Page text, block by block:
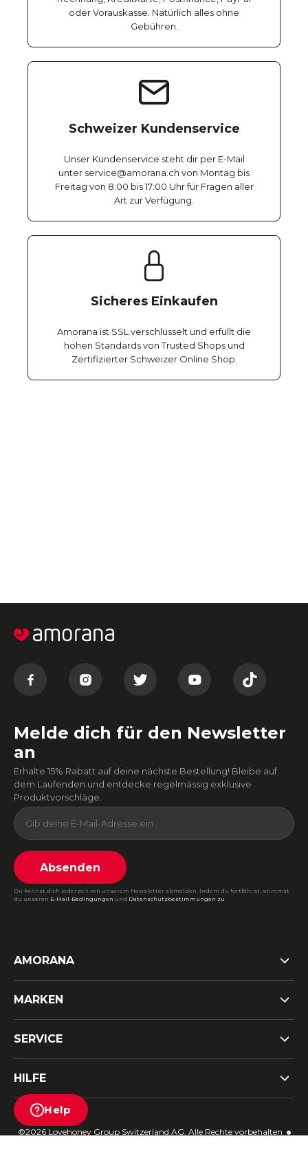
Help
oder Vorauskasse. Natürlich alles ohne
Gebühren.
Schweizer Kundenservice
Unser Kundenservice steht dir per E-Mail
unter service@amorana.ch von Montag bis
Freitag von 8:00 bis 17:00 Uhr für Fragen aller
Art zur Verfügung.
Sicheres Einkaufen
Amorana ist SSL verschlüsselt und erfüllt die
hohen Standards von Trusted Shops und
Zertifizierter Schweizer Online Shop.
Melde dich für den Newsletter
an
Erhalte 15% Rabatt auf deine nächste Bestellung! Bleibe auf
dem Laufenden und entdecke regelmässig exklusive
Produktvorschläge.
Absenden
Du kannst dich jederzeit von unserem Newsletter abmelden. Indem du fortfährst, stimmst
du unseren E-Mail-Bedingungen und Datenschutzbestimmungen zu.
AMORANA
MARKEN
SERVICE
HILFE
©2026 Lovehoney Group Switzerland AG. Alle Rechte vorbehalten